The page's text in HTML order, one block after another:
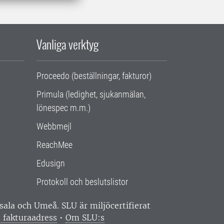
Vanliga verktyg
Proceedo (beställningar, fakturor)
Primula (ledighet, sjukanmälan,
lönespec m.m.)
Webbmejl
ReachMee
Edusign
Protokoll och beslutslistor
och Umeå. SLU är miljöcertifierat
fakturaadress • Om SLU:s